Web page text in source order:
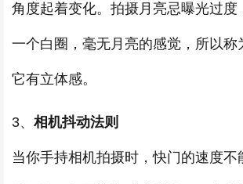
角度起着变化。拍摄月亮忌曝光过度
一个白圈，毫无月亮的感觉，所以称
它有立体感。
3、 相机抖动法则
当你手持相机拍摄时，快门的速度不